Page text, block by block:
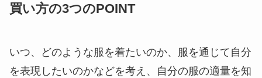
買い方の3つのPOINT
いつ、どのような服を着たいのか、服を通じて自分
を表現したいのかなどを考え、自分の服の適量を知